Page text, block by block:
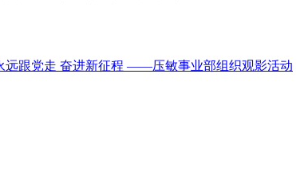
远跟党走 奋进新征程 ——压敏事业部组织观影活动